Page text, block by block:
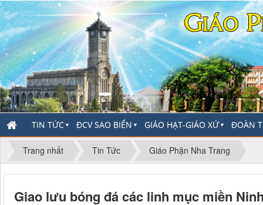
TIN TỨC ▼ ĐCV SAO BIỂN ▼ GIÁO HẠT-GIÁO XỨ▼ ĐOÀN
Trang nhất Tin Tức Giáo Phận Nha Trang
Giao lưu bóng đá các linh mục miền